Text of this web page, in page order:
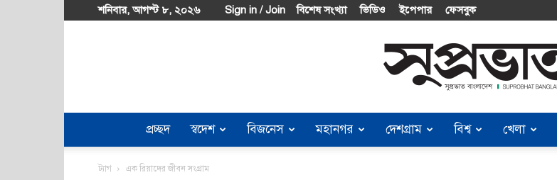
শনিবার, আগস্ট ৮, ২০২৬ Sign in / Join বিশেষ সংখ্যা ভিডিও ইপেপার ফেসবুক
Suprobhat
প্রচ্ছদ স্বদেশ বিজনেস মহানগর দেশগ্রাম বিশ্ব খেলা
ট্যাগ এক রিয়াদের জীবন সংগ্রাম